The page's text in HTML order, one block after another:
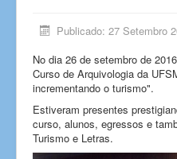
Publicado: 27 Setembro
No dia 26 de setembro de
Curso de Arquivologia da
incrementando o turismo".
Estiveram presentes
curso, alunos, egressos e
Turismo e Letras.